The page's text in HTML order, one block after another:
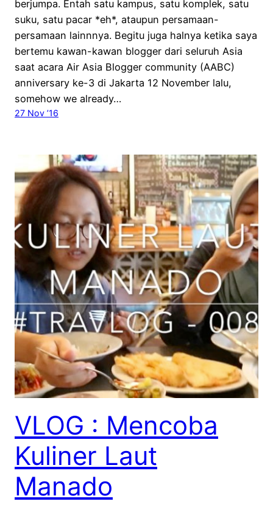
berjumpa. Entah satu kampus, satu komplek, satu
suku, satu pacar *eh*, ataupun persamaan-
persamaan lainnnya. Begitu juga halnya ketika saya
bertemu kawan-kawan blogger dari seluruh Asia
saat acara Air Asia Blogger community (AABC)
anniversary ke-3 di Jakarta 12 November lalu,
somehow we already…
27 Nov ’16
VLOG : Mencoba
Kuliner Laut
Manado